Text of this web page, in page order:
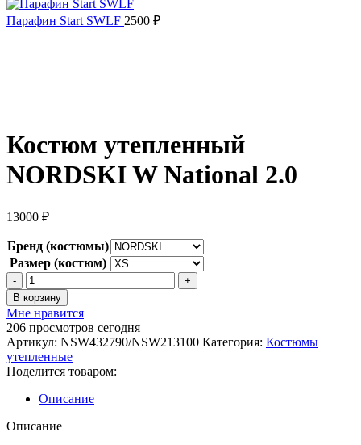
Парафин Start SWLF 2500 ₽
Костюм утепленный
NORDSKI W National 2.0
13000 ₽
Бренд (костюмы)
Размер (костюм)
Количество
товара
Костюм
утепленный
NORDSKI
W
National
2.0
В корзину
Мне нравится
206 просмотров сегодня
Артикул: NSW432790/NSW213100 Категория: Костюмы
утепленные
Поделится товаром:
Описание
Описание